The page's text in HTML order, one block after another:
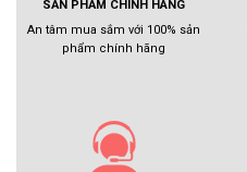
SẢN PHẨM CHÍNH HÃNG
An tâm mua sắm với 100% sản
phẩm chính hãng